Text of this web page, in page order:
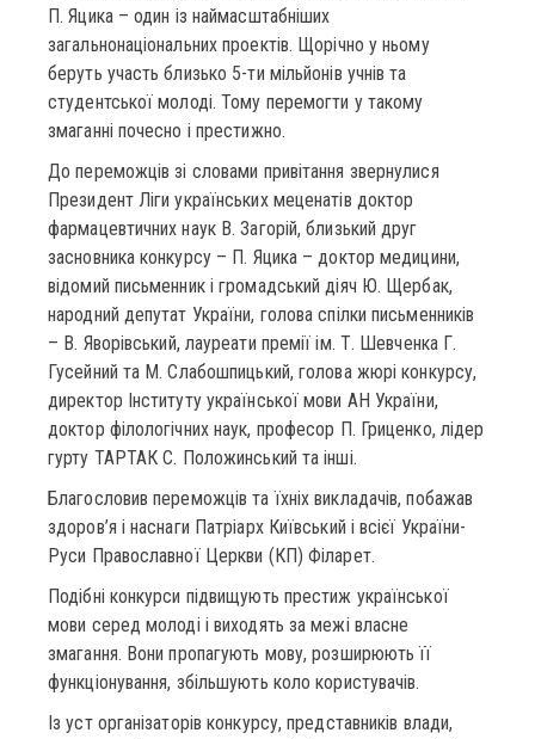
П. Яцика – один із наймасштабніших
загальнонаціональних проектів. Щорічно у ньому
беруть участь близько 5-ти мільйонів учнів та
студентської молоді. Тому перемогти у такому
змаганні почесно і престижно.
До переможців зі словами привітання звернулися
Президент Ліги українських меценатів доктор
фармацевтичних наук В. Загорій, близький друг
засновника конкурсу – П. Яцика – доктор медицини,
відомий письменник і громадський діяч Ю. Щербак,
народний депутат України, голова спілки письменників
– В. Яворівський, лауреати премії ім. Т. Шевченка Г.
Гусейний та М. Слабошпицький, голова жюрі конкурсу,
директор Інституту української мови АН України,
доктор філологічних наук, професор П. Гриценко, лідер
гурту ТАРТАК С. Положинський та інші.
Благословив переможців та їхніх викладачів, побажав
здоров’я і наснаги Патріарх Київський і всієї України-
Руси Православної Церкви (КП) Філарет.
Подібні конкурси підвищують престиж української
мови серед молоді і виходять за межі власне
змагання. Вони пропагують мову, розширюють її
функціонування, збільшують коло користувачів.
Із уст організаторів конкурсу, представників влади,